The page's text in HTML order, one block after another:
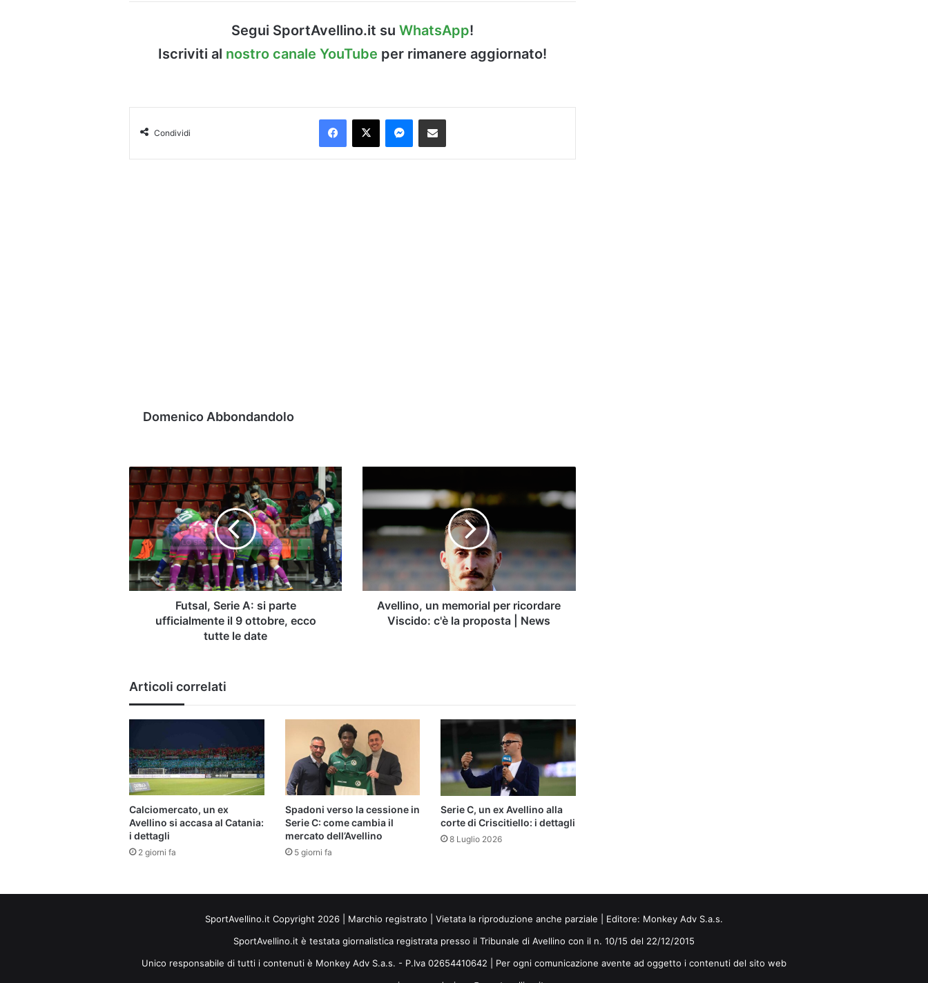
Segui SportAvellino.it su WhatsApp!
Iscriviti al nostro canale YouTube per rimanere aggiornato!
Condividi
Facebook
X Messenger
Condividi via Email
Domenico Abbondandolo
Futsal,
Serie
A:
si
parte
ufficialmente
il
9
ottobre,
Futsal, Serie A: si parte
ufficialmente il 9 ottobre, ecco
tutte le date
un
memorial
ricordare
c'è
proposta
Avellino, un memorial per ricordare
Viscido: c'è la proposta | News
Articoli correlati
Calciomercato, un ex
Avellino si accasa al Catania:
i dettagli
2 giorni fa
Spadoni verso la cessione in
Serie C: come cambia il
mercato dell’Avellino
5 giorni fa
Serie C, un ex Avellino alla
corte di Criscitiello: i dettagli
8 Luglio 2026
SportAvellino.it Copyright 2026 | Marchio registrato | Vietata la riproduzione anche parziale | Editore: Monkey Adv S.a.s.
SportAvellino.it è testata giornalistica registrata presso il Tribunale di Avellino con il n. 10/15 del 22/12/2015
Unico responsabile di tutti i contenuti è Monkey Adv S.a.s. - P.Iva 02654410642 | Per ogni comunicazione avente ad oggetto i contenuti del sito web